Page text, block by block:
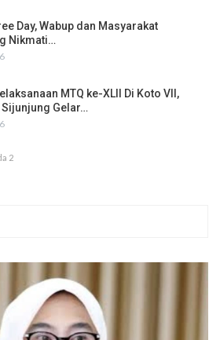
Day, Wabup dan Masyarakat
Nikmati…
MTQ ke-XLII Di Koto VII,
Sijunjung Gelar…
2